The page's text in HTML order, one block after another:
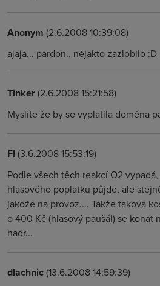
Anonym (2.6.2008 10:39:08)
ajaja... pardon.. nějakto zazlobilo :D
Tinker(2.6.2008 15:21:58)
Myslíte že by se vyplatila doména
FI(3.6.2008 15:53:19)
Podle všech těch reakcí O2
hlasového poplatku půjde, ale
jakože na provoz.... Takže taková
o 400 Kč (hlasový paušál) se konat
hadr...
dlachnic(13.6.2008 14:59:39)